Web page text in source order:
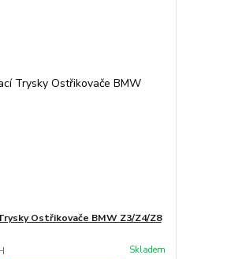
Ostřikovače BMW Z3/Z4/Z8
Skladem